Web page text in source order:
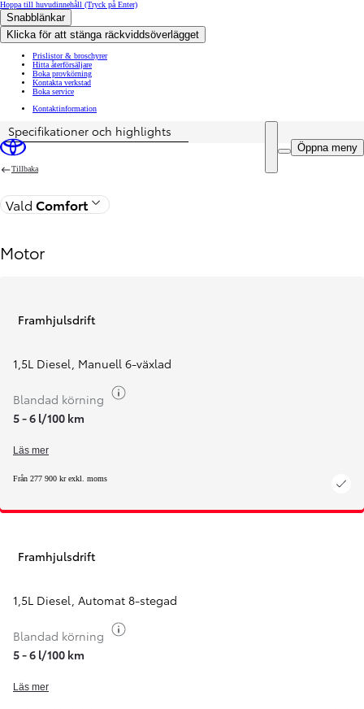
Hoppa till huvudinnehåll (Tryck på Enter)
Snabblänkar
Klicka för att stänga räckviddsöverlägget
Prislistor & broschyrer
Hitta återförsäljare
Boka provkörning
Kontakta verkstad
Boka service
Kontaktinformation
Öppna meny
Pris uppdaterat Priset för din konfiguration är Från 277 900 kr exkl. moms
Specifikationer och highlights
Tillbaka
Vald Comfort
Motor
Framhjulsdrift
1,5L Diesel, Manuell 6-växlad
Blandad körning
5 - 6 l/100 km
Läs mer
Från 277 900 kr exkl. moms
Framhjulsdrift
1,5L Diesel, Automat 8-stegad
Blandad körning
5 - 6 l/100 km
Läs mer